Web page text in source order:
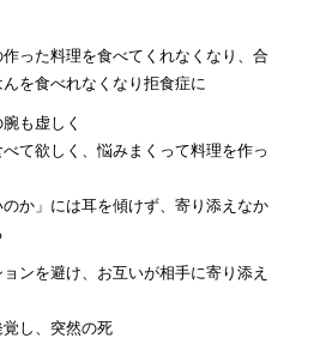
った料理を食べてくれなくなり、合
を食べれなくなり拒食症に
も虚しく
て欲しく、悩みまくって料理を作っ
か」には耳を傾けず、寄り添えなか
ンを避け、お互いが相手に寄り添え
し、突然の死